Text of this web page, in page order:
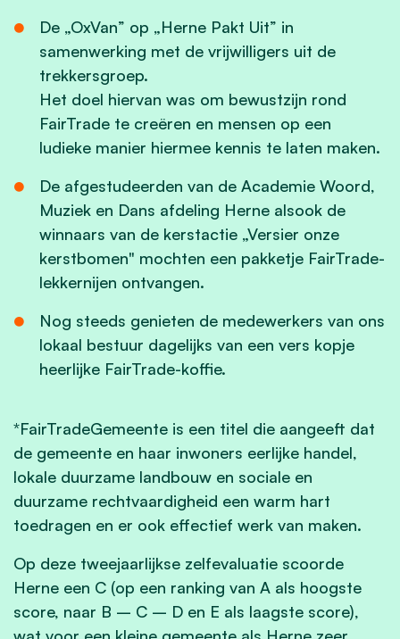
De „OxVan” op „Herne Pakt Uit” in
samenwerking met de vrijwilligers uit de
trekkersgroep.
Het doel hiervan was om bewustzijn rond
FairTrade te creëren en mensen op een
ludieke manier hiermee kennis te laten maken.
De afgestudeerden van de Academie Woord,
Muziek en Dans afdeling Herne alsook de
winnaars van de kerstactie „Versier onze
kerstbomen" mochten een pakketje FairTrade-
lekkernijen ontvangen.
Nog steeds genieten de medewerkers van ons
lokaal bestuur dagelijks van een vers kopje
heerlijke FairTrade-koffie.
*FairTradeGemeente is een titel die aangeeft dat
de gemeente en haar inwoners eerlijke handel,
lokale duurzame landbouw en sociale en
duurzame rechtvaardigheid een warm hart
toedragen en er ook effectief werk van maken.
Op deze tweejaarlijkse zelfevaluatie scoorde
Herne een C (op een ranking van A als hoogste
score, naar B – C – D en E als laagste score),
wat voor een kleine gemeente als Herne zeer